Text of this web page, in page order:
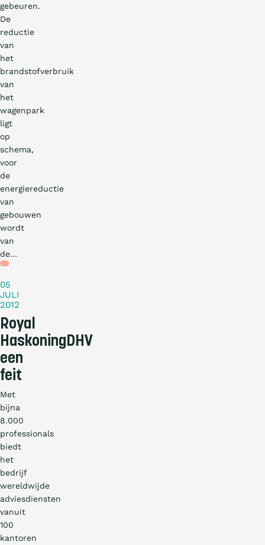
gebeuren.
De
reductie
van
het
brandstofverbruik
van
het
wagenpark
ligt
op
schema,
voor
de
energiereductie
van
gebouwen
wordt
van
de…Nieuws
05
JULI
2012
Royal
HaskoningDHV
een
feit
Met
bijna
8.000
professionals
biedt
het
bedrijf
wereldwijde
adviesdiensten
vanuit
100
kantoren